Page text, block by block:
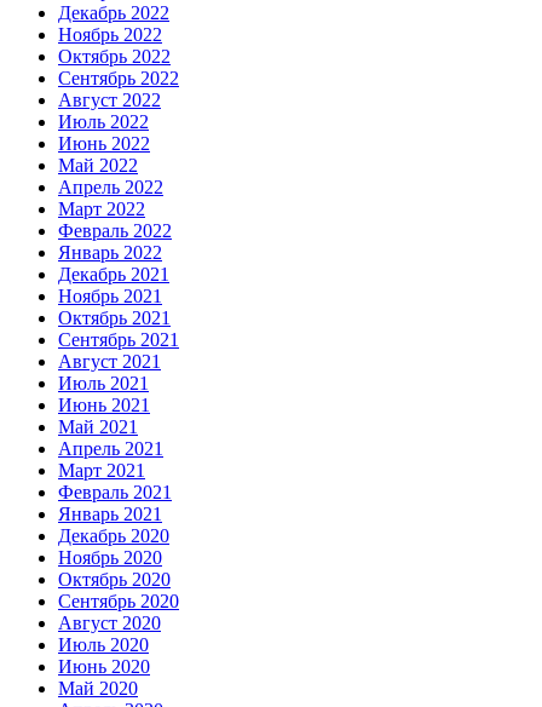
Декабрь 2022
Ноябрь 2022
Октябрь 2022
Сентябрь 2022
Август 2022
Июль 2022
Июнь 2022
Май 2022
Апрель 2022
Март 2022
Февраль 2022
Январь 2022
Декабрь 2021
Ноябрь 2021
Октябрь 2021
Сентябрь 2021
Август 2021
Июль 2021
Июнь 2021
Май 2021
Апрель 2021
Март 2021
Февраль 2021
Январь 2021
Декабрь 2020
Ноябрь 2020
Октябрь 2020
Сентябрь 2020
Август 2020
Июль 2020
Июнь 2020
Май 2020